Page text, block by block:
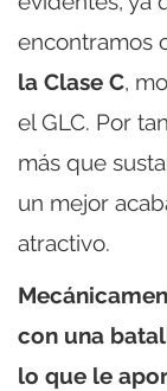
encontramos
la Clase C,
el GLC. Por
más que
un mejor
atractivo.
con una
lo que le